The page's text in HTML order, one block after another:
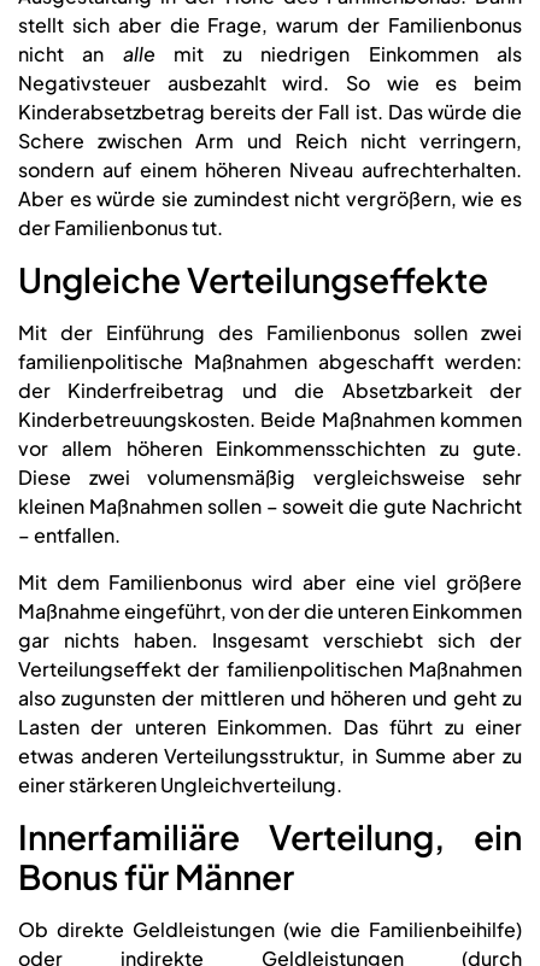
stellt sich aber die Frage, warum der Familienbonus
nicht an alle mit zu niedrigen Einkommen als
Negativsteuer ausbezahlt wird. So wie es beim
Kinderabsetzbetrag bereits der Fall ist. Das würde die
Schere zwischen Arm und Reich nicht verringern,
sondern auf einem höheren Niveau aufrechterhalten.
Aber es würde sie zumindest nicht vergrößern, wie es
der Familienbonus tut.
Ungleiche Verteilungseffekte
Mit der Einführung des Familienbonus sollen zwei
familienpolitische Maßnahmen abgeschafft werden:
der Kinderfreibetrag und die Absetzbarkeit der
Kinderbetreuungskosten. Beide Maßnahmen kommen
vor allem höheren Einkommensschichten zu gute.
Diese zwei volumensmäßig vergleichsweise sehr
kleinen Maßnahmen sollen – soweit die gute Nachricht
– entfallen.
Mit dem Familienbonus wird aber eine viel größere
Maßnahme eingeführt, von der die unteren Einkommen
gar nichts haben. Insgesamt verschiebt sich der
Verteilungseffekt der familienpolitischen Maßnahmen
also zugunsten der mittleren und höheren und geht zu
Lasten der unteren Einkommen. Das führt zu einer
etwas anderen Verteilungsstruktur, in Summe aber zu
einer stärkeren Ungleichverteilung.
Innerfamiliäre Verteilung, ein
Bonus für Männer
Ob direkte Geldleistungen (wie die Familienbeihilfe)
oder indirekte Geldleistungen (durch